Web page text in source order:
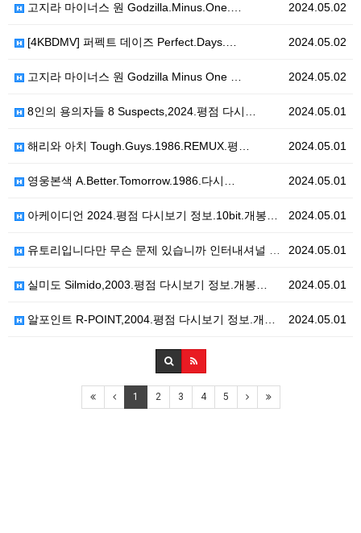
2024.05.02
고지라 마이너스 원 Godzilla.Minus.One.…
2024.05.02
[4KBDMV] 퍼펙트 데이즈 Perfect.Days.…
2024.05.02
고지라 마이너스 원 Godzilla Minus One …
2024.05.01
8인의 용의자들 8 Suspects,2024.평점 다시…
2024.05.01
해리와 아치 Tough.Guys.1986.REMUX.평…
2024.05.01
영웅본색 A.Better.Tomorrow.1986.다시…
2024.05.01
아케이디언 2024.평점 다시보기 정보.10bit.개봉…
2024.05.01
유토리입니다만 무슨 문제 있습니까 인터내셔널 Yutor…
2024.05.01
실미도 Silmido,2003.평점 다시보기 정보.개봉…
2024.05.01
알포인트 R-POINT,2004.평점 다시보기 정보.개…
1 2 3 4 5